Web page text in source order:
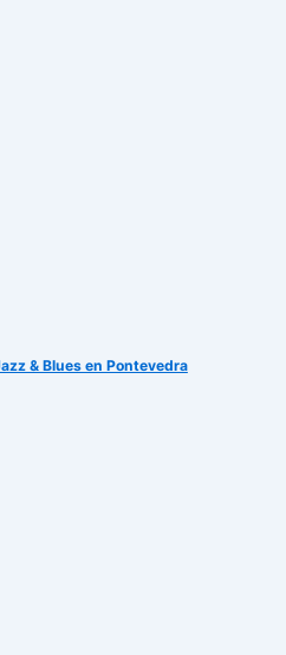
& Blues en Pontevedra